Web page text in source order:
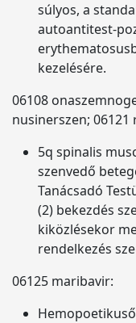
súlyos, a
autoantitest-
kezelésére.
06108
nusinerszen; 06121
5q spinalis
szenvedő
Tanácsadó
(2) bekezdés
kiközlésekor
rendelkezés
06125 maribavir: